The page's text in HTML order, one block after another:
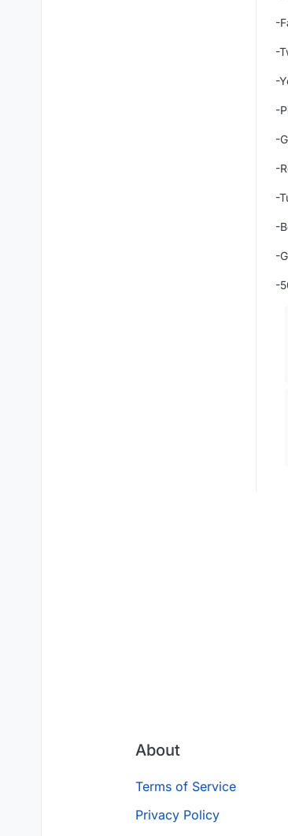
-
-
-
-
-
-
-
-
-
-
About
Terms of Service
Privacy Policy